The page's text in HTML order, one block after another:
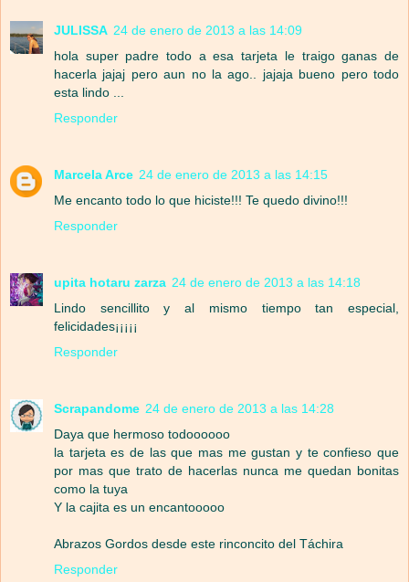
JULISSA 24 de enero de 2013 a las 14:09
hola super padre todo a esa tarjeta le traigo ganas de
hacerla jajaj pero aun no la ago.. jajaja bueno pero todo
esta lindo ...
Responder
Marcela Arce 24 de enero de 2013 a las 14:15
Me encanto todo lo que hiciste!!! Te quedo divino!!!
Responder
upita hotaru zarza 24 de enero de 2013 a las 14:18
Lindo sencillito y al mismo tiempo tan especial,
felicidades¡¡¡¡¡
Responder
Scrapandome 24 de enero de 2013 a las 14:28
Daya que hermoso todoooooo
la tarjeta es de las que mas me gustan y te confieso que
por mas que trato de hacerlas nunca me quedan bonitas
como la tuya
Y la cajita es un encantooooo
Abrazos Gordos desde este rinconcito del Táchira
Responder